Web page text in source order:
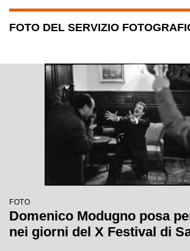
FOTO DEL SERVIZIO
FOTO
Domenico Modugno posa
nei giorni del X Festival di